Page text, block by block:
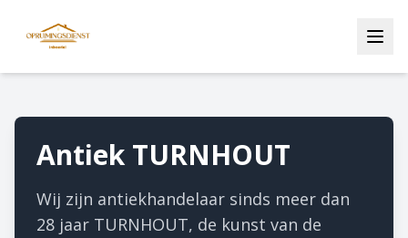
Antiek TURNHOUT
Wij zijn antiekhandelaar sinds meer dan
28 jaar TURNHOUT, de kunst van de